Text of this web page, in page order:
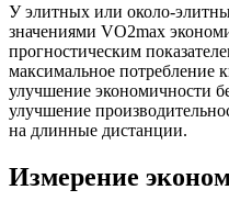
У элитных или около-
значениями VO2max
прогностическим
максимальное потребление
улучшение экономичности
улучшение
на длинные дистанции.
Измерение